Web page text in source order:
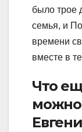
было трое
семья, и
времени
вместе в
Что
можно